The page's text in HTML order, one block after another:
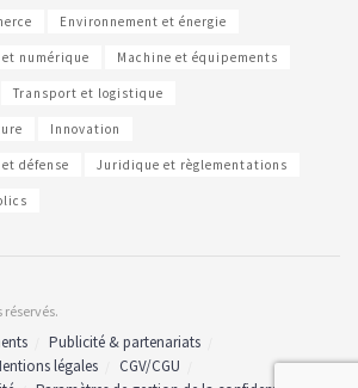
Environnement et énergie
numérique Machine et équipements
Transport et logistique
Innovation
défense Juridique et règlementations
réservés.
Publicité & partenariats
légales
CGV/CGU